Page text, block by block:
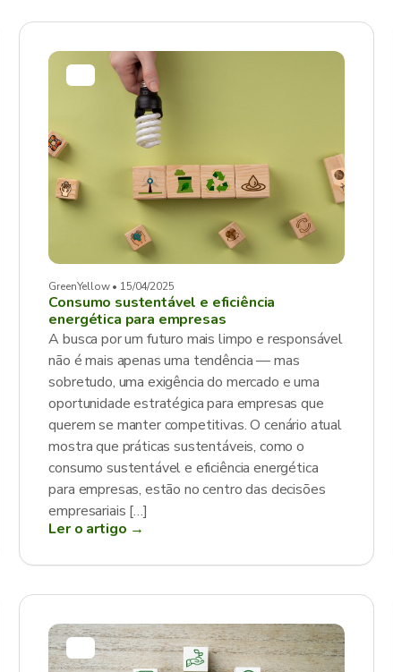
GreenYellow • 15/04/2025
Consumo sustentável e eficiência
energética para empresas
A busca por um futuro mais limpo e responsável
não é mais apenas uma tendência — mas
sobretudo, uma exigência do mercado e uma
oportunidade estratégica para empresas que
querem se manter competitivas. O cenário atual
mostra que práticas sustentáveis, como o
consumo sustentável e eficiência energética
para empresas, estão no centro das decisões
empresariais […]
Ler o artigo →